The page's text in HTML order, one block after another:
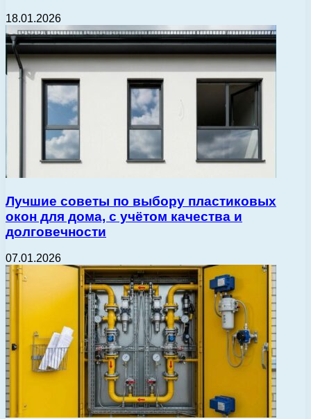
18.01.2026
Лучшие советы по выбору пластиковых
окон для дома, с учётом качества и
долговечности
07.01.2026